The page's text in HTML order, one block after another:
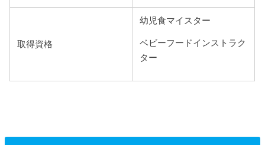
取得資格
幼児食マイスター
ベビーフードインストラク
ター